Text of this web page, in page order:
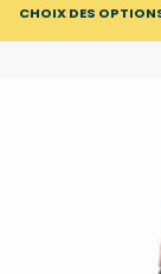
CHOIX DES